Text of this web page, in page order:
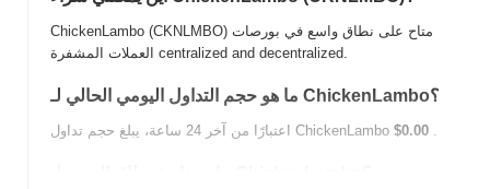
ChickenLambo (CKNLMBO) متاح على نطاق واسع في بورصات
العملات المشفرة centralized and decentralized.
ما هو حجم التداول اليومي الحالي لـ ChickenLambo؟
اعتبارًا من آخر 24 ساعة، يبلغ حجم تداول ChickenLambo $0.00 .